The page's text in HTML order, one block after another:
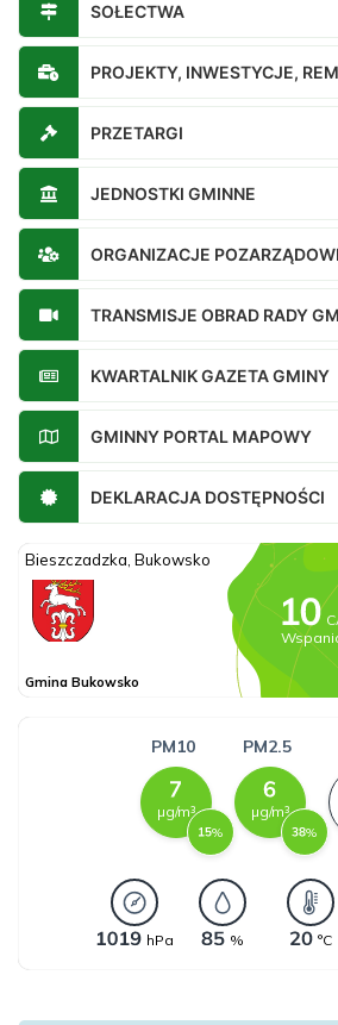
SOŁECTWA
PROJEKTY, INWESTYCJE,
PRZETARGI
JEDNOSTKI GMINNE
ORGANIZACJE
TRANSMISJE OBRAD RADY
KWARTALNIK GAZETA GMINY
GMINNY PORTAL MAPOWY
DEKLARACJA DOSTĘPNOŚCI